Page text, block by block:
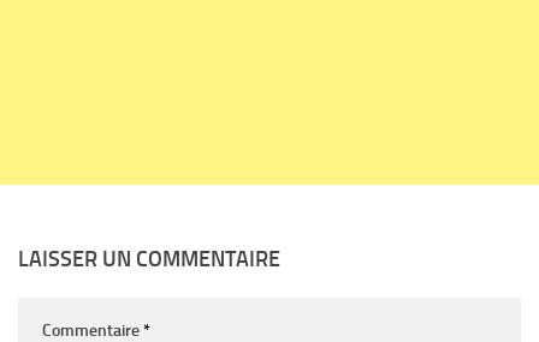
LAISSER UN COMMENTAIRE
Commentaire*